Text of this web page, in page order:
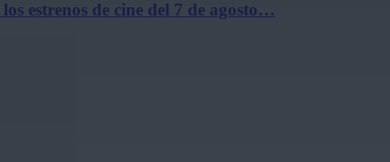
estrenos de cine del 7 de agosto…